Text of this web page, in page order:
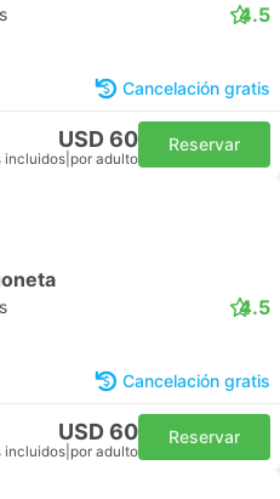
4.5
Cancelación gratis
USD 60
incluidos por adulto
Reservar
4.5
Cancelación gratis
USD 60
incluidos por adulto
Reservar